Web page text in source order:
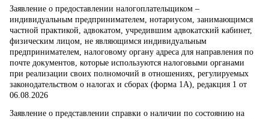
Заявление о предоставлении налогоплательщиком –
индивидуальным предпринимателем, нотариусом, занимающимся
частной практикой, адвокатом, учредившим адвокатский кабинет,
физическим лицом, не являющимся индивидуальным
предпринимателем, налоговому органу адреса для направления по
почте документов, которые используются налоговыми органами
при реализации своих полномочий в отношениях, регулируемых
законодательством о налогах и сборах (форма 1А), редакция 1 от
06.08.2026
Заявление о представлении справки о наличии по состоянию на